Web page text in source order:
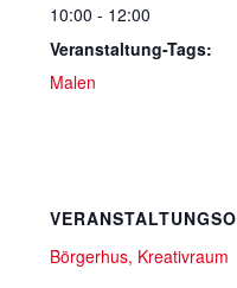
10:00 - 12:00
Veranstaltung-Tags:
Malen
Börgerhus, Kreativraum